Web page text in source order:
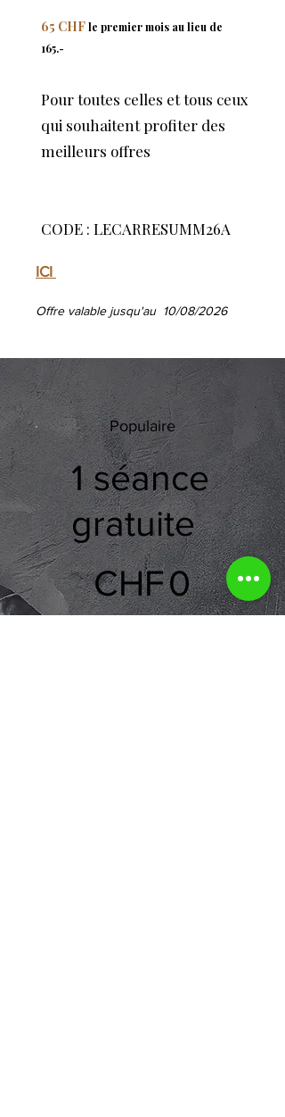
65 CHFle premier mois au lieu de
165.-
Pour toutes celles et tous ceux
qui souhaitent profiter des
meilleurs offres
​​​​​​CODE : LECARRESUMM26A
ICI
Offre valable jusqu'au 10/08/2026
1 séance offerte
Populaire
1 séance
gratuite
0 CHF
CHF0